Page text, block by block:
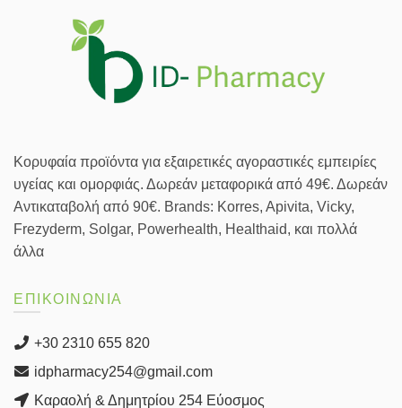
Κορυφαία προϊόντα για εξαιρετικές αγοραστικές εμπειρίες
υγείας και ομορφιάς. Δωρεάν μεταφορικά από 49€. Δωρεάν
Αντικαταβολή από 90€. Brands: Korres, Apivita, Vicky,
Frezyderm, Solgar, Powerhealth, Healthaid, και πολλά
άλλα
ΕΠΙΚΟΙΝΩΝΙΑ
+30 2310 655 820
idpharmacy254@gmail.com
Καραολή & Δημητρίου 254 Εύοσμος